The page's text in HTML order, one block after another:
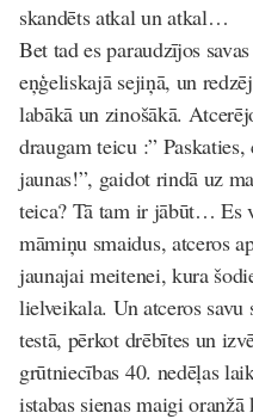
skandēts atkal un atkal…
Bet tad es paraudzījos
eņģeliskajā sejiņā, un
labākā un zinošākā.
draugam teicu :”
jaunas!”, gaidot rindā uz
teica? Tā tam ir jābūt… Es
māmiņu smaidus, atceros
jaunajai meitenei, kura
lielveikala. Un atceros
testā, pērkot drēbītes un
grūtniecības 40. nedēļas
istabas sienas maigi